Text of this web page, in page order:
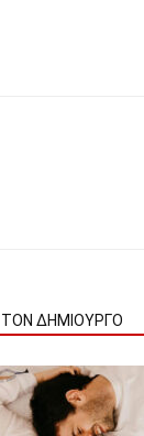
ΔΗΜΙΟΥΡΓΟ